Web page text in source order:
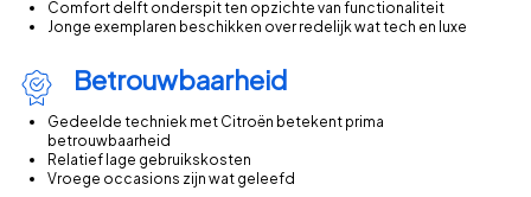
€40.000 – €45.000
€50.000 – €55.000
€55.000 – €60.000
€60.000 – €65.000
€65.000 – €70.000
Comfort delft onderspit ten opzichte van functionaliteit
Jonge exemplaren beschikken over redelijk wat tech en luxe
Betrouwbaarheid
Gedeelde techniek met Citroën betekent prima
betrouwbaarheid
Relatief lage gebruikskosten
Vroege occasions zijn wat geleefd